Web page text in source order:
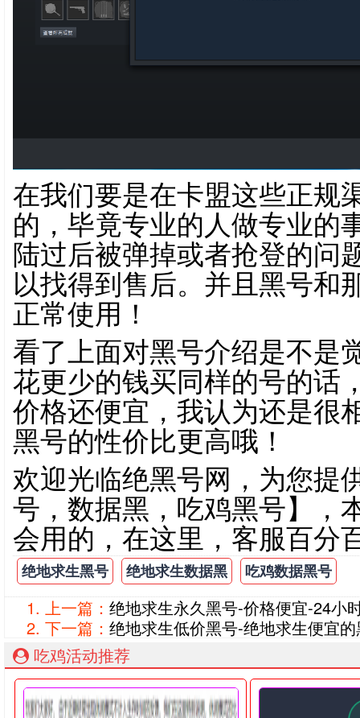
在我们要是在卡盟这些正规
的，毕竟专业的人做专业的
陆过后被弹掉或者抢登的问
以找得到售后。并且黑号和
正常使用！
看了上面对黑号介绍是不是
花更少的钱买同样的号的话
价格还便宜，我认为还是很
黑号的性价比更高哦！
欢迎光临绝黑号网，为您提
号，数据黑，吃鸡黑号】，
会用的，在这里，客服百分
绝地求生黑号 绝地求生数据黑 吃鸡数据黑号
上一篇： 绝地求生永久黑号-价格便宜-24小
下一篇： 绝地求生低价黑号-绝地求生便宜
吃鸡活动推荐